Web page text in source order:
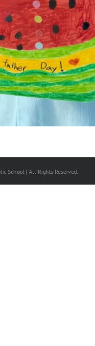
School | All Rights Reserved.